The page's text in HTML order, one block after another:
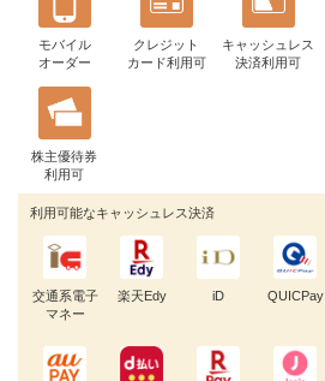
モバイル
オーダー
クレジット
カード利用可
キャッシュレス
決済利用可
株主優待券
利用可
利用可能なキャッシュレス決済
交通系電子
マネー
楽天Edy iD QUICPay